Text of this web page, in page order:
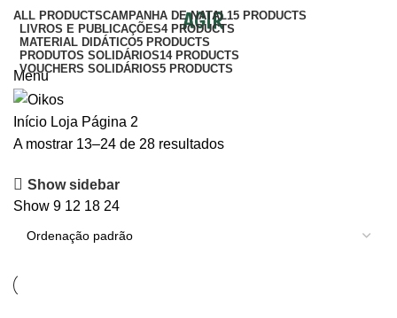
AGIR
Menu
ALL PRODUCTSCAMPANHA DE NATAL15 PRODUCTS
LIVROS E PUBLICAÇÕES4 PRODUCTS
MATERIAL DIDÁTICO5 PRODUCTS
PRODUTOS SOLIDÁRIOS14 PRODUCTS
VOUCHERS SOLIDÁRIOS5 PRODUCTS
Início Loja Página 2
A mostrar 13–24 de 28 resultados
Show sidebar
Show 9 12 18 24